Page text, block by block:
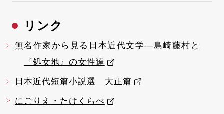
リンク
無名作家から見る日本近代文学―島崎藤村と
『処女地』の女性達
日本近代短篇小説選 大正篇
にごりえ・たけくらべ